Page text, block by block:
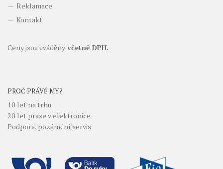
Reklamace
Kontakt
Ceny jsou uváděny včetně DPH.
PROČ PRÁVĚ MY?
10 let na trhu
20 let praxe v elektronice
Podpora, pozáruční servis